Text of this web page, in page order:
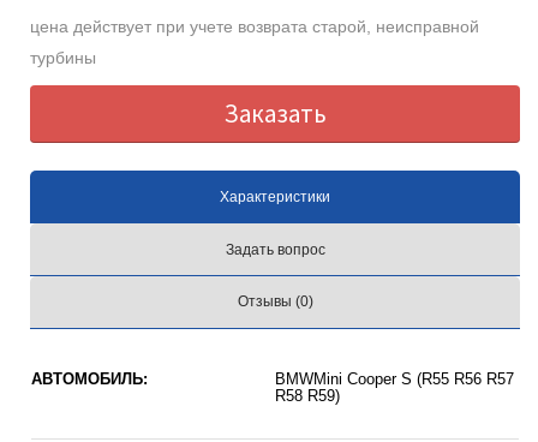
цена действует при учете возврата старой, неисправной
турбины
Заказать
Характеристики
Задать вопрос
Отзывы (0)
АВТОМОБИЛЬ:
BMWMini Cooper S (R55 R56 R57
R58 R59)